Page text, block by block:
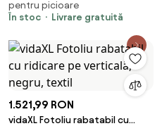
ecologică
pentru picioare
În stoc
Livrare gratuită
1.521,99 RON
vidaXL Fotoliu rabatabil cu